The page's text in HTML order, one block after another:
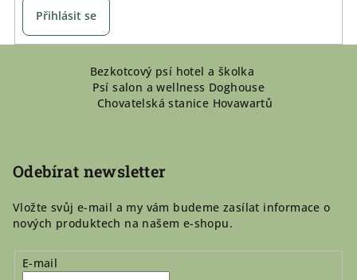
Přihlásit se
Bezkotcový psí hotel a školka
Psí salon a wellness Doghouse
Chovatelská stanice Hovawartů
Odebírat newsletter
Vložte svůj e-mail a my vám budeme zasílat informace o
nových produktech na našem e-shopu.
E-mail